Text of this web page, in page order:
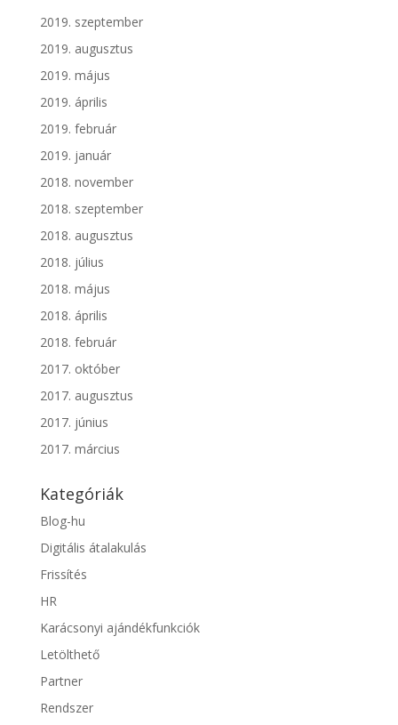
2019. szeptember
2019. augusztus
2019. május
2019. április
2019. február
2019. január
2018. november
2018. szeptember
2018. augusztus
2018. július
2018. május
2018. április
2018. február
2017. október
2017. augusztus
2017. június
2017. március
Kategóriák
Blog-hu
Digitális átalakulás
Frissítés
HR
Karácsonyi ajándékfunkciók
Letölthető
Partner
Rendszer